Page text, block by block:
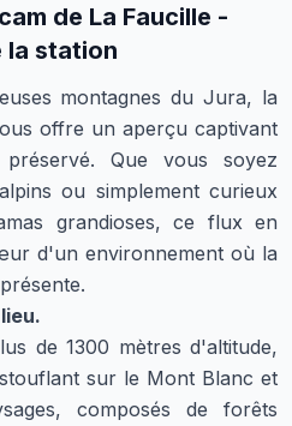
de La Faucille -
la station
montagnes du Jura, la
offre un aperçu captivant
Que vous soyez
ou simplement curieux
grandioses, ce flux en
d'un environnement où la
de 1300 mètres d'altitude,
sur le Mont Blanc et
composés de forêts